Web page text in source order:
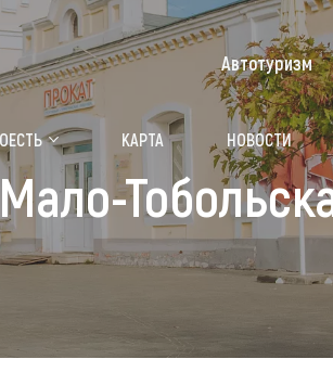
Медицинский форум
Чем заняться
Календарь событий
Мой маршрут
КАРТА НОВОСТИ
Автотуризм